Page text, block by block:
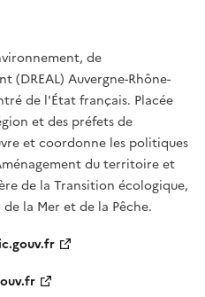
de
(DREAL) Auvergne-Rhône-
de l'État français. Placée
et des préfets de
et coordonne les politiques
du territoire et
de la Transition écologique,
la Mer et de la Pêche.